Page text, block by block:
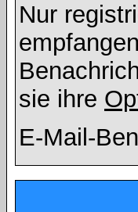
Nur
sie ihre
E-Mail-